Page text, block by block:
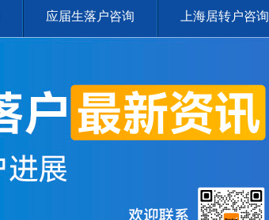
应届生落户咨询 上海居转户咨询